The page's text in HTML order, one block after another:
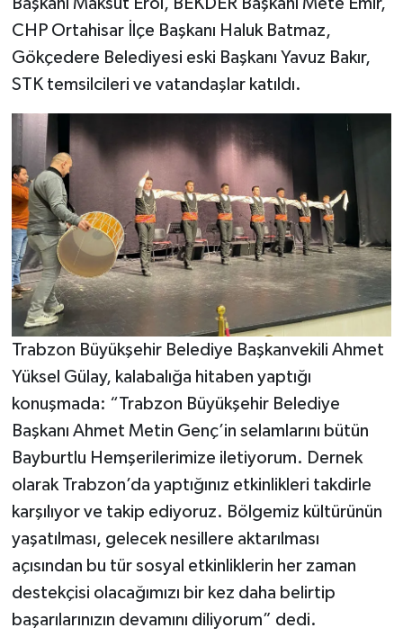
CHP Ortahisar İlçe Başkanı Haluk Batmaz,
Gökçedere Belediyesi eski Başkanı Yavuz Bakır,
STK temsilcileri ve vatandaşlar katıldı.
Trabzon Büyükşehir Belediye Başkanvekili Ahmet
Yüksel Gülay, kalabalığa hitaben yaptığı
konuşmada: “Trabzon Büyükşehir Belediye
Başkanı Ahmet Metin Genç’in selamlarını bütün
Bayburtlu Hemşerilerimize iletiyorum. Dernek
olarak Trabzon’da yaptığınız etkinlikleri takdirle
karşılıyor ve takip ediyoruz. Bölgemiz kültürünün
yaşatılması, gelecek nesillere aktarılması
açısından bu tür sosyal etkinliklerin her zaman
destekçisi olacağımızı bir kez daha belirtip
başarılarınızın devamını diliyorum” dedi.